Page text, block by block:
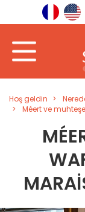
Hoş geldin
Méert ve